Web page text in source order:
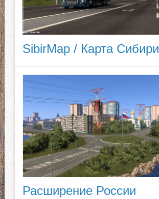
SibirMap / Карта Сибири
Расширение России